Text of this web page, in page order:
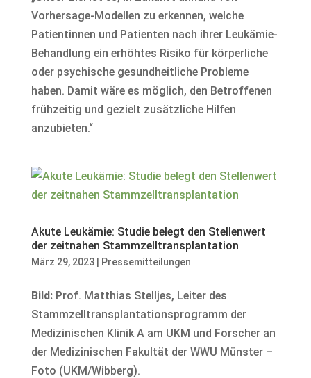
Vorhersage-Modellen zu erkennen, welche
Patientinnen und Patienten nach ihrer Leukämie-
Behandlung ein erhöhtes Risiko für körperliche
oder psychische gesundheitliche Probleme
haben. Damit wäre es möglich, den Betroffenen
frühzeitig und gezielt zusätzliche Hilfen
anzubieten.“
Akute Leukämie: Studie belegt den Stellenwert
der zeitnahen Stammzelltransplantation
März 29, 2023| Pressemitteilungen
Bild:Prof. Matthias Stelljes, Leiter des
Stammzelltransplantationsprogramm der
Medizinischen Klinik A am UKM und Forscher an
der Medizinischen Fakultät der WWU Münster –
Foto (UKM/Wibberg).